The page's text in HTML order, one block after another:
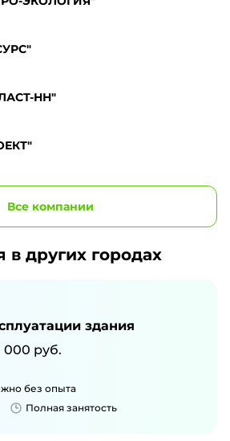
НН"
Все компании
в других городах
здания
000 руб.
без опыта
Полная занятость